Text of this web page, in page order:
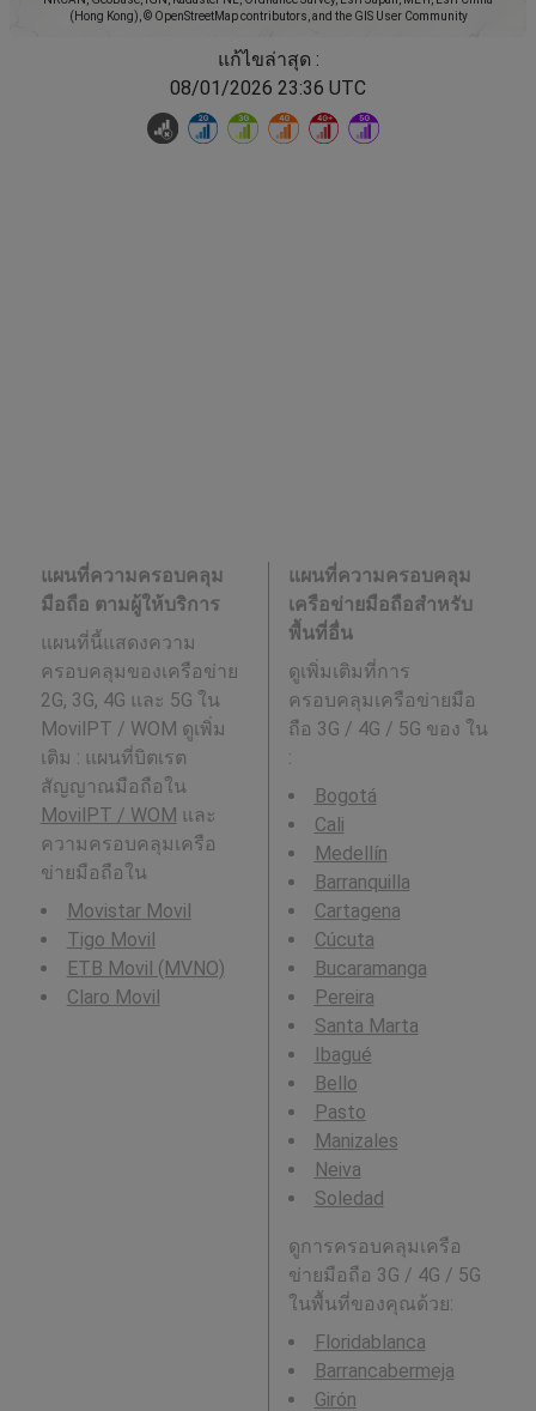
(Hong Kong), © OpenStreetMap contributors, and the GIS User Community
แก้ไขล่าสุด :
08/01/2026 23:36 UTC
แผนที่ความครอบคลุม
มือถือ ตามผู้ให้บริการ
แผนที่นี้แสดงความ
ครอบคลุมของเครือข่าย
2G, 3G, 4G และ 5G ใน
MovilPT / WOM ดูเพิ่ม
เติม : แผนที่บิตเรต
สัญญาณมือถือใน
MovilPT / WOM และ
ความครอบคลุมเครือ
ข่ายมือถือใน
Movistar Movil
Tigo Movil
ETB Movil (MVNO)
Claro Movil
แผนที่ความครอบคลุม
เครือข่ายมือถือสำหรับ
พื้นที่อื่น
ดูเพิ่มเติมที่การ
ครอบคลุมเครือข่ายมือ
ถือ 3G / 4G / 5G ของ ใน
:
Bogotá
Cali
Medellín
Barranquilla
Cartagena
Cúcuta
Bucaramanga
Pereira
Santa Marta
Ibagué
Bello
Pasto
Manizales
Neiva
Soledad
ดูการครอบคลุมเครือ
ข่ายมือถือ 3G / 4G / 5G
ในพื้นที่ของคุณด้วย:
Floridablanca
Barrancabermeja
Girón